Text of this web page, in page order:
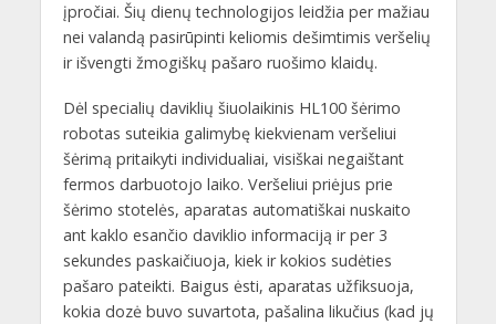
įpročiai. Šių dienų technologijos leidžia per mažiau
nei valandą pasirūpinti keliomis dešimtimis veršelių
ir išvengti žmogiškų pašaro ruošimo klaidų.
Dėl specialių daviklių šiuolaikinis HL100 šėrimo
robotas suteikia galimybę kiekvienam veršeliui
šėrimą pritaikyti individualiai, visiškai negaištant
fermos darbuotojo laiko. Veršeliui priėjus prie
šėrimo stotelės, aparatas automatiškai nuskaito
ant kaklo esančio daviklio informaciją ir per 3
sekundes paskaičiuoja, kiek ir kokios sudėties
pašaro pateikti. Baigus ėsti, aparatas užfiksuoja,
kokia dozė buvo suvartota, pašalina likučius (kad jų